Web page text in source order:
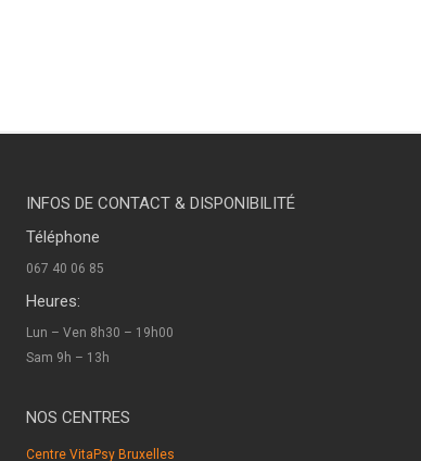
INFOS DE CONTACT & DISPONIBILITÉ
Téléphone
067 40 06 85
Heures:
Lun – Ven 8h30 – 19h00
Sam 9h – 13h
NOS CENTRES
Centre VitaPsy Bruxelles